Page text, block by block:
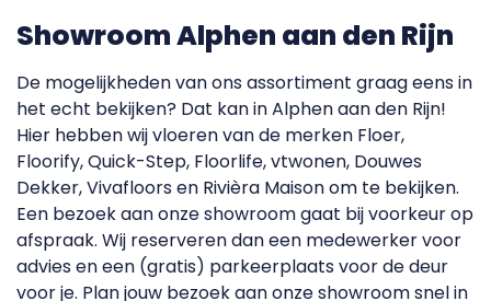
Showroom Alphen aan den Rijn
De mogelijkheden van ons assortiment graag eens in
het echt bekijken? Dat kan inAlphen aan den Rijn!
Hier hebben wij vloeren van de merken Floer,
Floorify, Quick-Step, Floorlife, vtwonen, Douwes
Dekker, Vivafloors en Rivièra Maison om te bekijken.
Een bezoek aan onze showroom gaat bij voorkeur op
afspraak. Wij reserveren dan een medewerker voor
advies en een (gratis) parkeerplaats voor de deur
voor je. Plan jouw bezoek aan onze showroom snel in